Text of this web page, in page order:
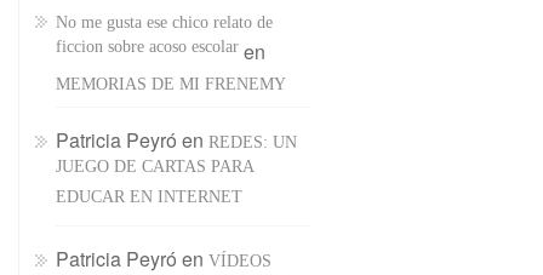
No me gusta ese chico relato de
ficcion sobre acoso escolaren
MEMORIAS DE MI FRENEMY
Patricia Peyró en REDES: UN
JUEGO DE CARTAS PARA
EDUCAR EN INTERNET
Patricia Peyró en VÍDEOS